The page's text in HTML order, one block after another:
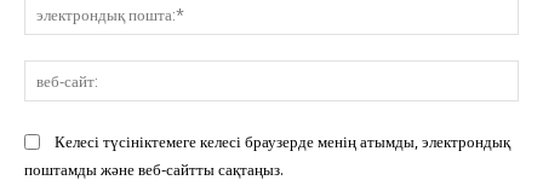
Келесі түсініктемеге келесі браузерде менің атымды, электрондық
поштамды және веб-сайтты сақтаңыз.